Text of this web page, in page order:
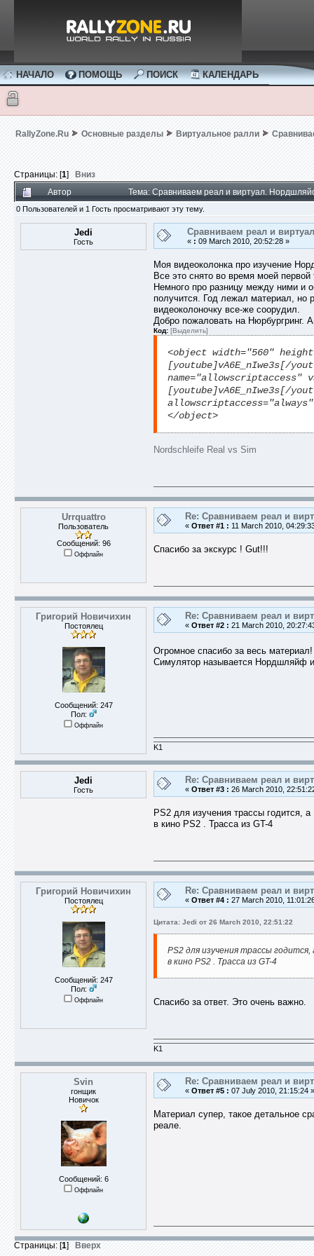
НАЧАЛО ПОМОЩЬ ПОИСК КАЛЕНДАРЬ
RallyZone.Ru Основные разделы Виртуальное ралли
Страницы: [1] Вниз
Автор
Тема: Сравниваем реал и виртуал.
0 Пользователей и 1 Гость просматривают эту тему.
Jedi
Гость
Сравниваем реал и
« : 09 March 2010, 20:52:28 »
Моя видеоколонка про изучение
Все это снято во время моей
Немного про разницу между ними и
получится. Год лежал материал, но
видеоколоночку все-же соорудил.
Добро пожаловать на Нюрбургринг.
Код: [Выделить]
<object width="560"
[youtube]vA6E_nIwe3s[/
name="allowscriptaccess"
[youtube]vA6E_nIwe3s[/
</object>
Nordschleife Real vs Sim
Urrquattro
Пользователь
Сообщений: 96
Оффлайн
Re: Сравниваем реал и
« Ответ #1 : 11 March 2010,
Спасибо за экскурс ! Gut!!!
Григорий Новичихин
Постоялец
Сообщений: 247
Пол:
Оффлайн
Re: Сравниваем реал и
« Ответ #2 : 21 March 2010,
Огромное спасибо за весь
Симулятор называется Нордшляйф
K1
Jedi
Гость
Re: Сравниваем реал и
« Ответ #3 : 26 March 2010,
PS2 для изучения трассы годится,
в кино PS2 . Трасса из GT-4
Григорий Новичихин
Постоялец
Сообщений: 247
Пол:
Оффлайн
Re: Сравниваем реал и
« Ответ #4 : 27 March 2010,
Цитата: Jedi от 26 March 2010, 22:51:22
PS2 для изучения трассы
в кино PS2 . Трасса из GT-4
Спасибо за ответ. Это очень важно.
K1
Svin
гонщик
Новичок
Сообщений: 6
Оффлайн
Re: Сравниваем реал и
« Ответ #5 : 07 July 2010, 21:15:24 »
Материал супер, такое детальное
реале.
Страницы: [1] Вверх